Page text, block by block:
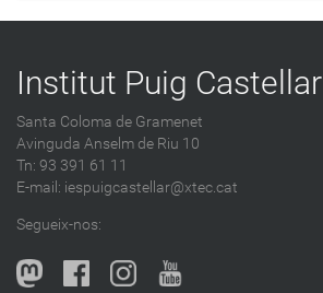
Institut Puig Castellar
Santa Coloma de Gramenet
Avinguda Anselm de Riu 10
Tn: 93 391 61 11
E-mail: iespuigcastellar@xtec.cat
Segueix-nos: